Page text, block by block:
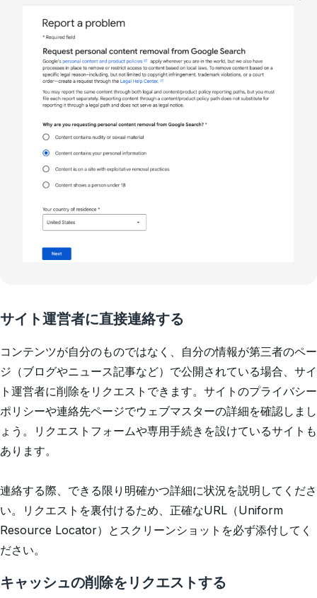
サイト運営者に直接連絡する
コンテンツが自分のものではなく、自分の情報が第三者のペー
ジ（ブログやニュース記事など）で公開されている場合、サイ
ト運営者に削除をリクエストできます。サイトのプライバシー
ポリシーや連絡先ページでウェブマスターの詳細を確認しまし
ょう。リクエストフォームや専用手続きを設けているサイトも
あります。
連絡する際、できる限り明確かつ詳細に状況を説明してくださ
い。リクエストを裏付けるため、正確なURL（Uniform
Resource Locator）とスクリーンショットを必ず添付してく
ださい。
キャッシュの削除をリクエストする